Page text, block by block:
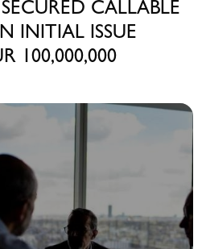
CALLABLE
INITIAL ISSUE
100,000,000